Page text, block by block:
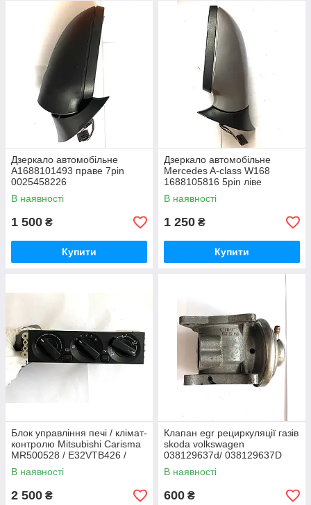
Дзеркало автомобільне
A1688101493 праве 7pin
0025458226
В наявності
1 500 ₴
Купити
Дзеркало автомобільне
Mercedes A-class W168
1688105816 5pin ліве
0025458224
В наявності
1 250 ₴
Купити
Блок управління печі / клімат-
контролю Mitsubishi Carisma
MR500528 / E32VTB426 /
mr500528
В наявності
2 500 ₴
Клапан egr рециркуляції газів
skoda volkswagen
038129637d/ 038129637D
В наявності
600 ₴